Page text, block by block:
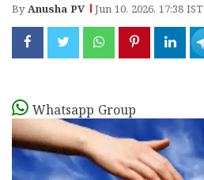
ByAnusha PV Jun 10, 2026, 17:38 IST
Whatsapp Group